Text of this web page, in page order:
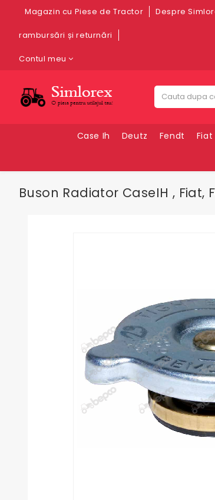
Magazin cu Piese de Tractor Despre
rambursări și returnări
Contul meu
Case Ih Deutz Fendt Fiat
Buson Radiator CaseIH , Fiat,